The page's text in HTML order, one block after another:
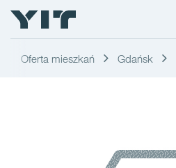
Oferta mieszkań Gdańsk